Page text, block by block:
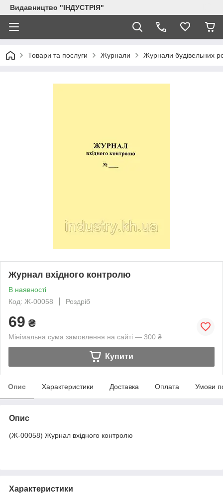
Видавництво "ІНДУСТРІЯ"
Товари та послуги Журнали Журнали будівельних
Журнал вхідного контролю
В наявності
Код: Ж-00058
Роздріб
69 ₴
Мінімальна сума замовлення на сайті — 300 ₴
Купити
Опис Характеристики Доставка Оплата Умови
Опис
(Ж-00058) Журнал вхідного контролю
Характеристики